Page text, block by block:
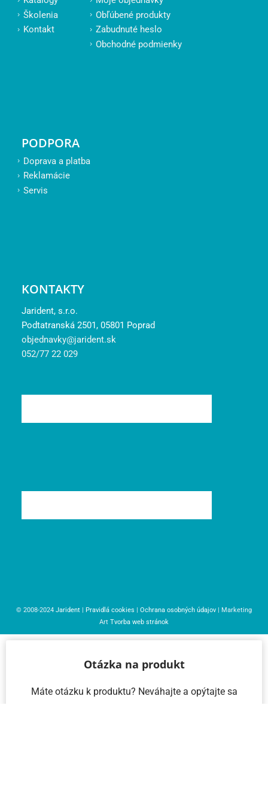
Školenia
Kontakt
Obľúbené produkty
Zabudnuté heslo
Obchodné podmienky
PODPORA
Doprava a platba
Reklamácie
Servis
KONTAKTY
Jarident, s.r.o.
Podtatranská 2501, 05801 Poprad
objednavky@jarident.sk
052/77 22 029
© 2008-2024 Jarident | Pravidlá cookies | Ochrana osobných údajov | Marketing
Art Tvorba web stránok
Otázka na produkt
Máte otázku k produktu? Neváhajte a opýtajte sa